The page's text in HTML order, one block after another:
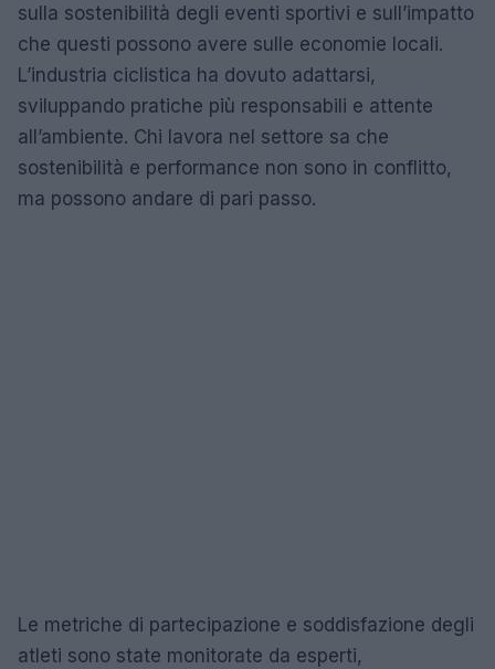
sulla sostenibilità degli eventi sportivi e sull’impatto
che questi possono avere sulle economie locali.
L’industria ciclistica ha dovuto adattarsi,
sviluppando pratiche più responsabili e attente
all’ambiente. Chi lavora nel settore sa che
sostenibilità e performance non sono in conflitto,
ma possono andare di pari passo.
Le metriche di partecipazione e soddisfazione degli
atleti sono state monitorate da esperti,